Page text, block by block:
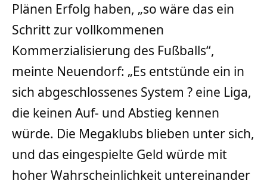
Plänen Erfolg haben, „so wäre das ein
Schritt zur vollkommenen
Kommerzialisierung des Fußballs“,
meinte Neuendorf: „Es entstünde ein in
sich abgeschlossenes System ? eine Liga,
die keinen Auf- und Abstieg kennen
würde. Die Megaklubs blieben unter sich,
und das eingespielte Geld würde mit
hoher Wahrscheinlichkeit untereinander